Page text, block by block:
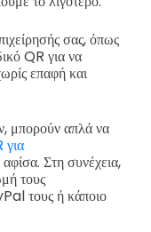
σας, όπως
QR για να
επαφή και
μπορούν απλά να
Στη συνέχεια,
τους
τους ή κάποιο